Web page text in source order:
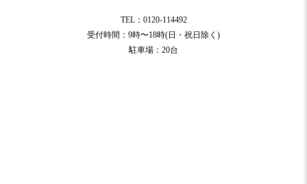
TEL：0120-114492
受付時間：9時〜18時(日・祝日除く)
駐車場：20台